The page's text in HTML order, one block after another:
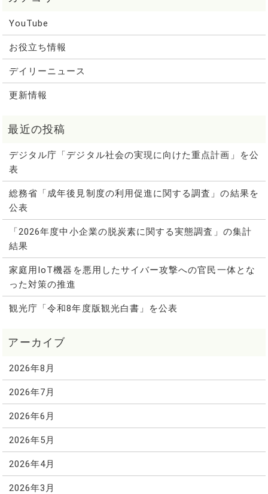
YouTube
お役立ち情報
デイリーニュース
更新情報
デジタル庁「デジタル社会の実現に向けた重点計画」を公
表
総務省「成年後見制度の利用促進に関する調査」の結果を
公表
「2026年度中小企業の脱炭素に関する実態調査」の集計
結果
家庭用IoT機器を悪用したサイバー攻撃への官民一体とな
った対策の推進
観光庁「令和8年度版観光白書」を公表
2026年8月
2026年7月
2026年6月
2026年5月
2026年4月
2026年3月